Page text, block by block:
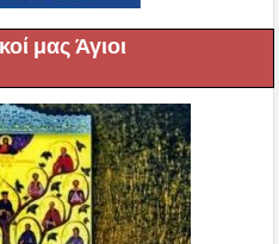
μας Άγιοι